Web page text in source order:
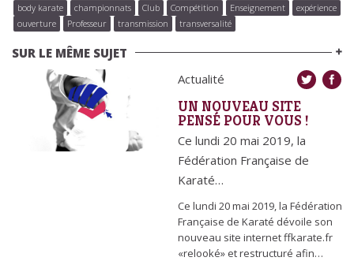
body karate championnats Club Compétition Enseignement
expérience
ouverture
Professeur transmission transversalité
SUR LE MÊME SUJET
Actualité
UN NOUVEAU SITE
PENSÉ POUR VOUS !
Ce lundi 20 mai 2019, la
Fédération Française de
Karaté…
Ce lundi 20 mai 2019, la Fédération
Française de Karaté dévoile son
nouveau site internet ffkarate.fr
«relooké» et restructuré afin…